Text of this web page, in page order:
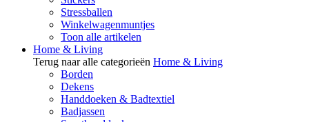
Stressballen
Winkelwagenmuntjes
Toon alle artikelen
Home & Living
Terug naar alle categorieën Home & Living
Borden
Dekens
Handdoeken & Badtextiel
Badjassen